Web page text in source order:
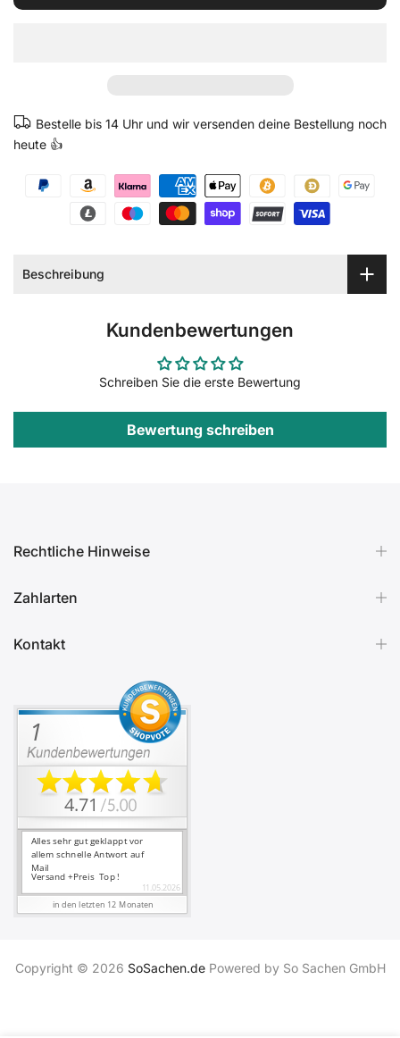
Bestelle bis 14 Uhr und wir versenden deine Bestellung noch
heute 👍
Beschreibung
Kundenbewertungen
Schreiben Sie die erste Bewertung
Bewertung schreiben
Rechtliche Hinweise
Zahlarten
Kontakt
Copyright © 2026 SoSachen.dePowered by So Sachen GmbH